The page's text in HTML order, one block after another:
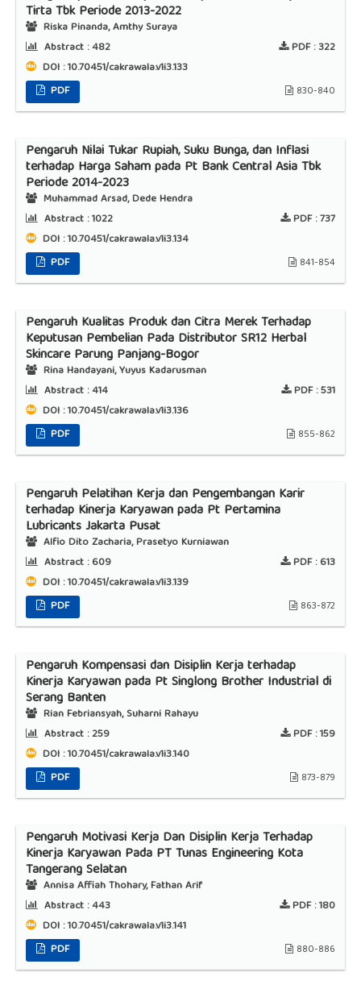
Tirta Tbk Periode 2013-2022
Riska Pinanda, Amthy Suraya
Abstract :482 PDF :322
DOI : 10.70451/cakrawala.v1i3.133
PDF
830-840
Pengaruh Nilai Tukar Rupiah, Suku Bunga, dan Inflasi
terhadap Harga Saham pada Pt Bank Central Asia Tbk
Periode 2014-2023
Muhammad Arsad, Dede Hendra
Abstract :1022 PDF :737
DOI : 10.70451/cakrawala.v1i3.134
PDF
841-854
Pengaruh Kualitas Produk dan Citra Merek Terhadap
Keputusan Pembelian Pada Distributor SR12 Herbal
Skincare Parung Panjang-Bogor
Rina Handayani, Yuyus Kadarusman
Abstract :414 PDF :531
DOI : 10.70451/cakrawala.v1i3.136
PDF
855-862
Pengaruh Pelatihan Kerja dan Pengembangan Karir
terhadap Kinerja Karyawan pada Pt Pertamina
Lubricants Jakarta Pusat
Alfio Dito Zacharia, Prasetyo Kurniawan
Abstract :609 PDF :613
DOI : 10.70451/cakrawala.v1i3.139
PDF
863-872
Pengaruh Kompensasi dan Disiplin Kerja terhadap
Kinerja Karyawan pada Pt Singlong Brother Industrial di
Serang Banten
Rian Febriansyah, Suharni Rahayu
Abstract :259 PDF :159
DOI : 10.70451/cakrawala.v1i3.140
PDF
873-879
Pengaruh Motivasi Kerja Dan Disiplin Kerja Terhadap
Kinerja Karyawan Pada PT Tunas Engineering Kota
Tangerang Selatan
Annisa Affiah Thohary, Fathan Arif
Abstract :443 PDF :180
DOI : 10.70451/cakrawala.v1i3.141
PDF
880-886